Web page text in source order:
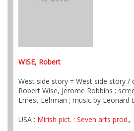
WISE, Robert
West side story = West side story /
Robert Wise, Jerome Robbins ;
Ernest Lehman ; music by Leonard
USA : Mirish pict. : Seven arts prod.,